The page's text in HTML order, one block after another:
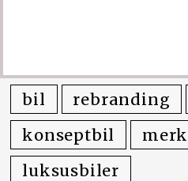
bil rebranding
konseptbil
luksusbiler